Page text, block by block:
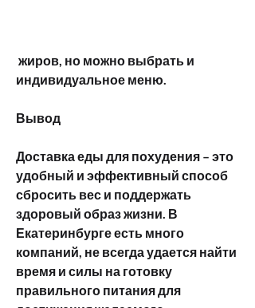
индивидуальное меню.
Вывод
Доставка еды для похудения – это
удобный и эффективный способ
сбросить вес и поддержать
здоровый образ жизни. В
Екатеринбурге есть много
компаний, не всегда удается найти
время и силы на готовку
правильного питания для